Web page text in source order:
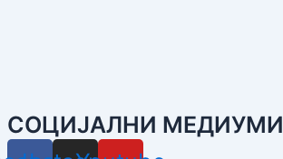
СОЦИЈАЛНИ МЕДИУМИ